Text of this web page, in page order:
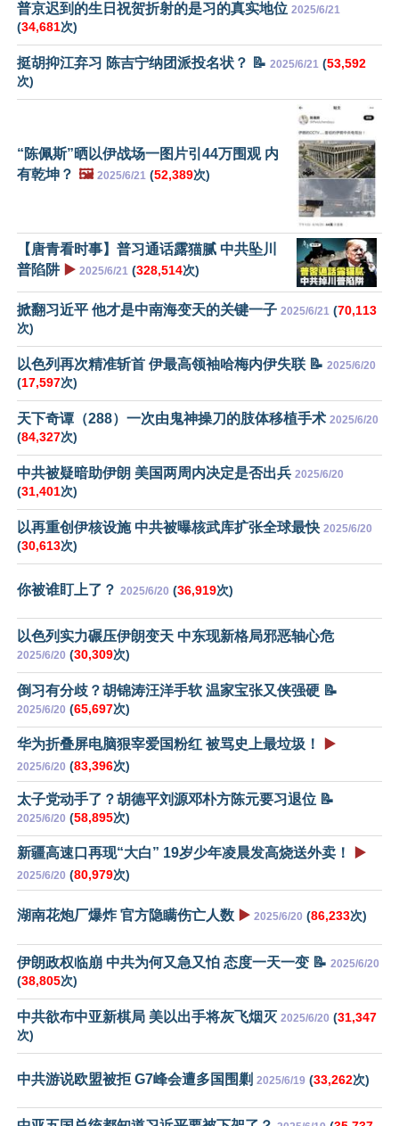
普京迟到的生日祝贺折射的是习的真实地位 2025/6/21
(34,681次)
挺胡抑江弃习 陈吉宁纳团派投名状？ 📝 2025/6/21 (53,592
次)
“陈佩斯”晒以伊战场一图片引44万围观 内
有乾坤？ 🖼️ 2025/6/21 (52,389次)
【唐青看时事】普习通话露猫腻 中共坠川
普陷阱 ▶️ 2025/6/21 (328,514次)
掀翻习近平 他才是中南海变天的关键一子 2025/6/21 (70,113
次)
以色列再次精准斩首 伊最高领袖哈梅内伊失联 📝 2025/6/20
(17,597次)
天下奇谭（288）一次由鬼神操刀的肢体移植手术 2025/6/20
(84,327次)
中共被疑暗助伊朗 美国两周内决定是否出兵 2025/6/20
(31,401次)
以再重创伊核设施 中共被曝核武库扩张全球最快 2025/6/20
(30,613次)
你被谁盯上了？ 2025/6/20 (36,919次)
以色列实力碾压伊朗变天 中东现新格局邪恶轴心危
2025/6/20 (30,309次)
倒习有分歧？胡锦涛汪洋手软 温家宝张又侠强硬 📝
2025/6/20 (65,697次)
华为折叠屏电脑狠宰爱国粉红 被骂史上最垃圾！ ▶️
2025/6/20 (83,396次)
太子党动手了？胡德平刘源邓朴方陈元要习退位 📝
2025/6/20 (58,895次)
新疆高速口再现“大白” 19岁少年凌晨发高烧送外卖！ ▶️
2025/6/20 (80,979次)
湖南花炮厂爆炸 官方隐瞒伤亡人数 ▶️ 2025/6/20 (86,233次)
伊朗政权临崩 中共为何又急又怕 态度一天一变 📝 2025/6/20
(38,805次)
中共欲布中亚新棋局 美以出手将灰飞烟灭 2025/6/20 (31,347
次)
中共游说欧盟被拒 G7峰会遭多国围剿 2025/6/19 (33,262次)